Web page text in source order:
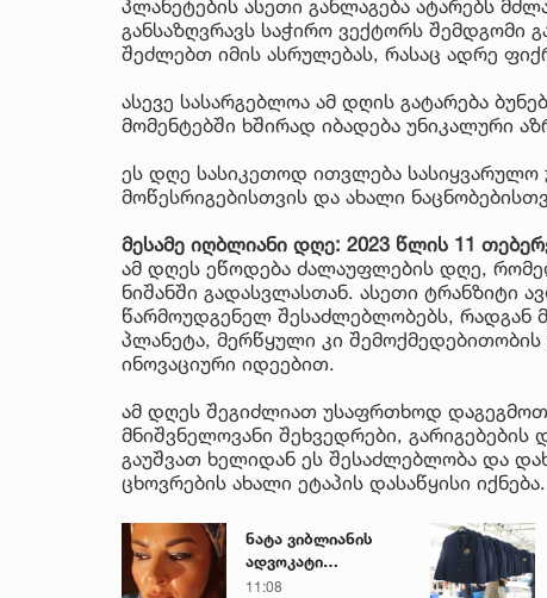
პლანეტების ასეთი განლაგება ატარებს
განსაზღვრავს საჭირო ვექტორს შემდგომი
შეძლებთ იმის ასრულებას, რასაც ადრე
ასევე სასარგებლოა ამ დღის გატარება
მომენტებში ხშირად იბადება უნიკალური
ეს დღე სასიკეთოდ ითვლება
მოწესრიგებისთვის და ახალი
მესამე იღბლიანი დღე: 2023 წლის 11
ამ დღეს ეწოდება ძალაუფლების დღე,
ნიშანში გადასვლასთან. ასეთი ტრანზიტი
წარმოუდგენელ შესაძლებლობებს, რადგან
პლანეტა, მერწყული კი
ინოვაციური იდეებით.
ამ დღეს შეგიძლიათ უსაფრთხოდ დაგეგმოთ
მნიშვნელოვანი შეხვედრები,
გაუშვათ ხელიდან ეს შესაძლებლობა და
ცხოვრების ახალი ეტაპის დასაწყისი იქნება.
ნატა ვიბლიანის
ადვოკატი
მიმართვას
11:08